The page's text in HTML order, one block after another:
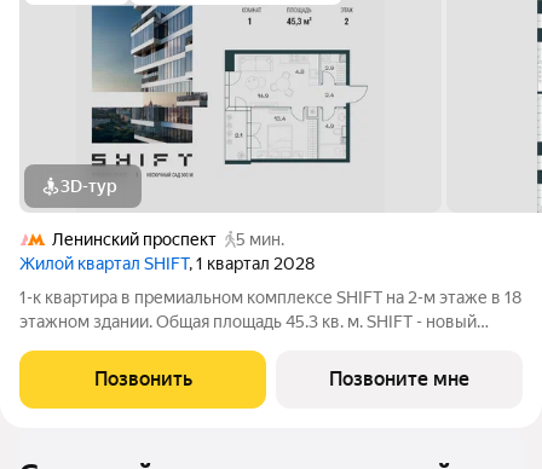
3D-тур
Ленинский проспект
5 мин.
Жилой квартал SHIFT, 1 квартал 2028
1-к квартира в премиальном комплексе SHIFT на 2-м этаже в 18
этажном здании. Общая площадь 45.3 кв. м. SHIFT - новый
районе, в 300 м от Нескучного сада. Главная особенность
проекта - 5 башен, в
Позвонить Позвоните мне